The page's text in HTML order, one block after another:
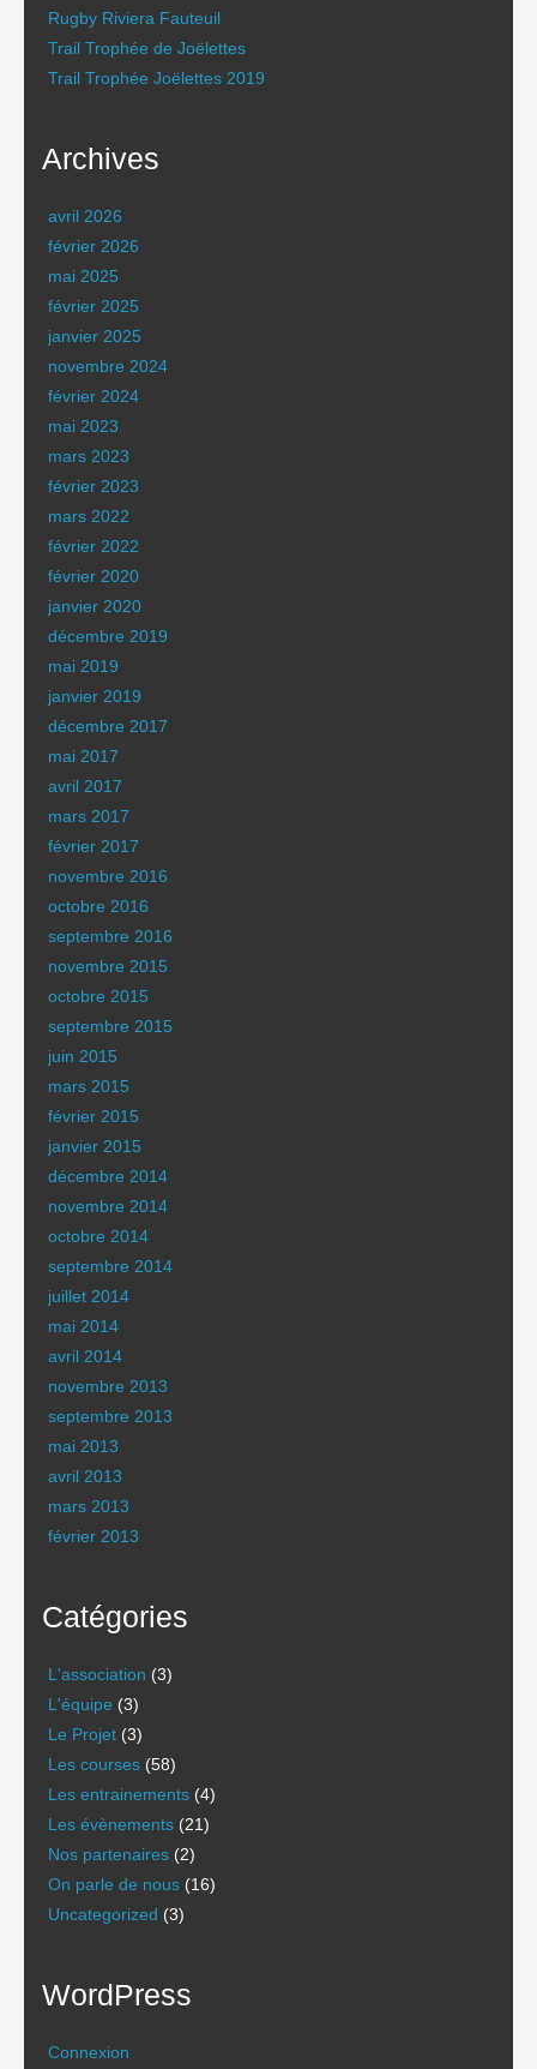
Rugby Riviera Fauteuil
Trail Trophée de Joëlettes
Trail Trophée Joëlettes 2019
Archives
avril 2026
février 2026
mai 2025
février 2025
janvier 2025
novembre 2024
février 2024
mai 2023
mars 2023
février 2023
mars 2022
février 2022
février 2020
janvier 2020
décembre 2019
mai 2019
janvier 2019
décembre 2017
mai 2017
avril 2017
mars 2017
février 2017
novembre 2016
octobre 2016
septembre 2016
novembre 2015
octobre 2015
septembre 2015
juin 2015
mars 2015
février 2015
janvier 2015
décembre 2014
novembre 2014
octobre 2014
septembre 2014
juillet 2014
mai 2014
avril 2014
novembre 2013
septembre 2013
mai 2013
avril 2013
mars 2013
février 2013
Catégories
L'association (3)
L'équipe (3)
Le Projet (3)
Les courses (58)
Les entrainements (4)
Les évènements (21)
Nos partenaires (2)
On parle de nous (16)
Uncategorized (3)
WordPress
Connexion